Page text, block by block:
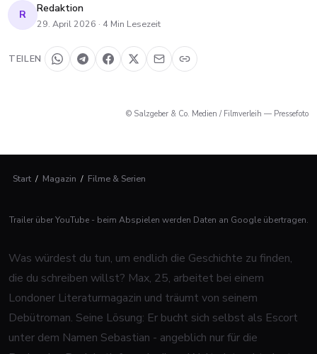
R Redaktion
29. April 2026 · 4 Min Lesezeit
TEILEN
© Salzgeber & Co. Medien / Filmverleih — Pressefoto
Start / Magazin / Filme & Serien
Trailer über YouTube - beim Abspielen werden Daten an Google übertragen.
Was würdest du tun, um endlich die Geschichte zu finden,
die du schreiben willst? Max, 25, arbeitet bei einem
Londoner Literaturmagazin und träumt von seinem
Debütroman. Seine Lösung: Er bucht sich selbst als Escort
unter dem Namen Sebastian - angeblich nur für die